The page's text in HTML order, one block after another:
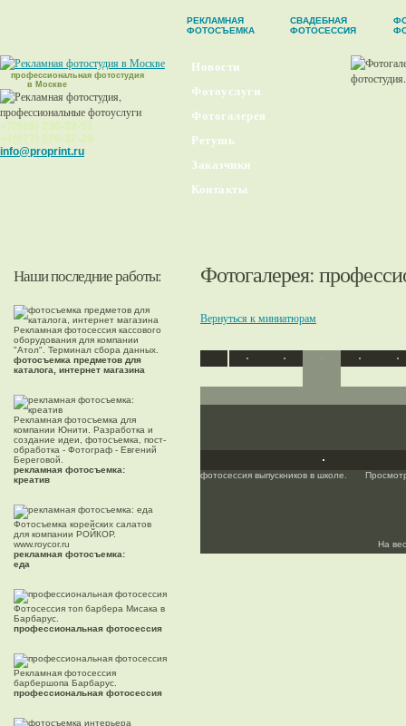
РЕКЛАМНАЯ
ФОТОСЪЕМКА
СВАДЕБНАЯ
ФОТОСЕССИЯ
профессиональная фотостудия
в Москве
+7(926) 230-32-51
+7(977) 379-37-29
info@proprint.ru
Новости
Фотоуслуги
Фотогалерея
Ретушь
Заказчики
Контакты
Наши последние работы:
Рекламная фотосессия кассового
оборудования для компании
"Атол". Терминал сбора данных.
фотосъемка предметов для
каталога, интернет магазина
Рекламная фотосъемка для
компании Юнити. Разработка и
создание идеи, фотосъемка, пост-
обработка - Фотограф - Евгений
Береговой.
рекламная фотосъемка:
креатив
Фотосъемка корейских салатов
для компании РОЙКОР.
www.roycor.ru
рекламная фотосъемка:
еда
Фотосессия топ барбера Мисака в
Барбарус.
профессиональная фотосессия
Рекламная фотосессия
барбершопа Барбарус.
профессиональная фотосессия
Фотогалерея:
Вернуться к миниатюрам
фотосессия выпускников в школе.
На